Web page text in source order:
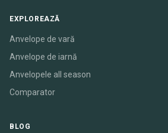
EXPLOREAZĂ
Anvelope de vară
Anvelope de iarnă
Anvelopele all season
Comparator
BLOG